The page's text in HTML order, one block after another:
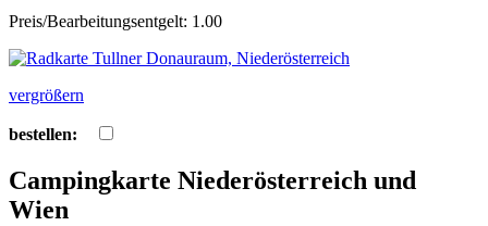
Preis/Bearbeitungsentgelt: 1.00
vergrößern
bestellen:
Campingkarte Niederösterreich und
Wien